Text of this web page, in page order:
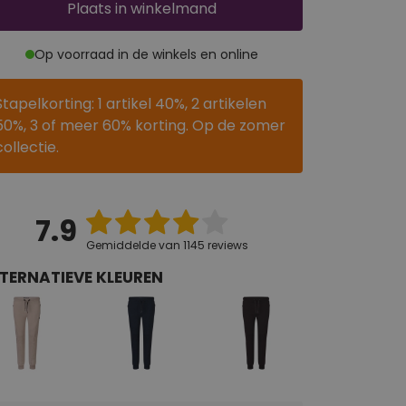
KLEUREN
Plaats in winkelmand
Op voorraad in de winkels en online
1 artikel 40%, 2 artikelen
3 of meer 60% korting. Op de zomer
7.9 Gemiddelde van 1145 reviews